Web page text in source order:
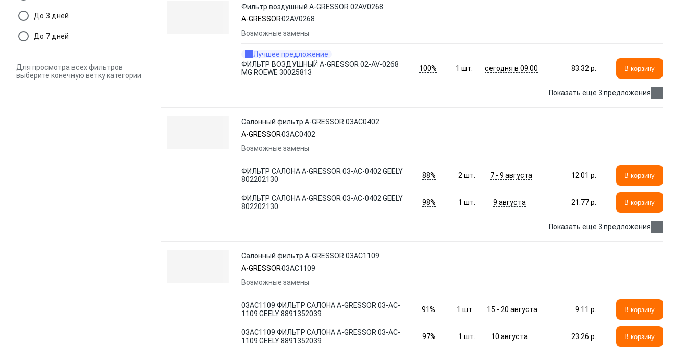
До 3 дней
До 7 дней
Для просмотра всех фильтров
выберите конечную ветку категории
Фильтр воздушный A-GRESSOR 02AV0268
A-GRESSOR02AV0268
Возможные замены
Лучшее предложение
ФИЛЬТР ВОЗДУШНЫЙ A-GRESSOR 02-AV-0268
MG ROEWE 30025813
100% 1 шт. сегодня в 09:00 83.32 p. В корзину
Показать еще 3 предложения
Салонный фильтр A-GRESSOR 03AC0402
A-GRESSOR03AC0402
Возможные замены
ФИЛЬТР САЛОНА A-GRESSOR 03-AC-0402 GEELY
802202130
88% 2шт. 7 - 9 августа 12.01 p. В корзину
ФИЛЬТР САЛОНА A-GRESSOR 03-AC-0402 GEELY
802202130
98% 1шт. 9 августа 21.77 p. В корзину
Показать еще 3 предложения
Салонный фильтр A-GRESSOR 03AC1109
A-GRESSOR03AC1109
Возможные замены
03AC1109 ФИЛЬТР САЛОНА A-GRESSOR 03-AC-
1109 GEELY 8891352039
91% 1 шт. 15 - 20 августа 9.11 p. В корзину
03AC1109 ФИЛЬТР САЛОНА A-GRESSOR 03-AC-
1109 GEELY 8891352039
97% 1шт. 10 августа 23.26 p. В корзину